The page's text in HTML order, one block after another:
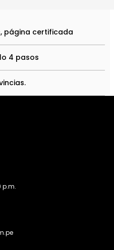
página certificada
4 pasos
p.m.